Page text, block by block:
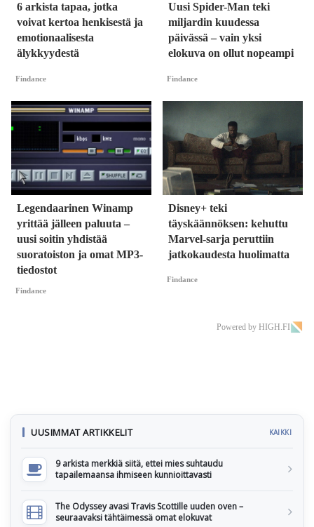
6 arkista tapaa, jotka
voivat kertoa henkisestä ja
emotionaalisesta
älykkyydestä
Findance
Uusi Spider-Man teki
miljardin kuudessa
päivässä – vain yksi
elokuva on ollut nopeampi
Findance
Legendaarinen Winamp
yrittää jälleen paluuta –
uusi soitin yhdistää
suoratoiston ja omat MP3-
tiedostot
Findance
Disney+ teki
täyskäännöksen: kehuttu
Marvel-sarja peruttiin
jatkokaudesta huolimatta
Findance
Powered by HIGH.FI
UUSIMMAT ARTIKKELIT KAIKKI
9 arkista merkkiä siitä, ettei mies suhtaudu
tapailemaansa ihmiseen kunnioittavasti
The Odyssey avasi Travis Scottille uuden oven –
seuraavaksi tähtäimessä omat elokuvat